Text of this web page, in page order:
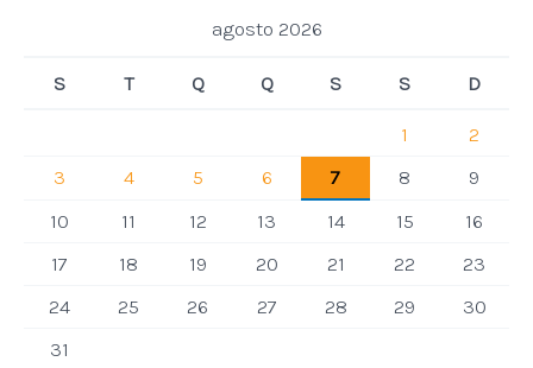
agosto 2026
S T Q Q S S D
1
2
3
4 5 6 7 8
9
10
11 12 13 14 15
16
17
18 19 20 21 22
23
24
25 26 27 28 29
30
31